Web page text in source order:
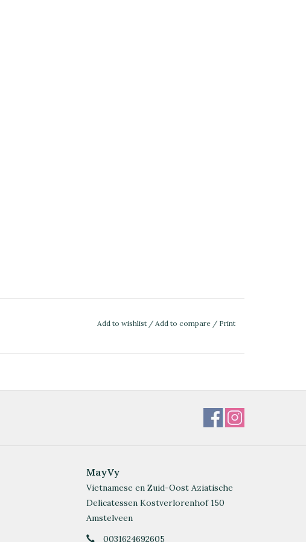
Add to wishlist / Add to compare / Print
MayVy
Vietnamese en Zuid-Oost Aziatische
Delicatessen Kostverlorenhof 150
Amstelveen
0031624692605